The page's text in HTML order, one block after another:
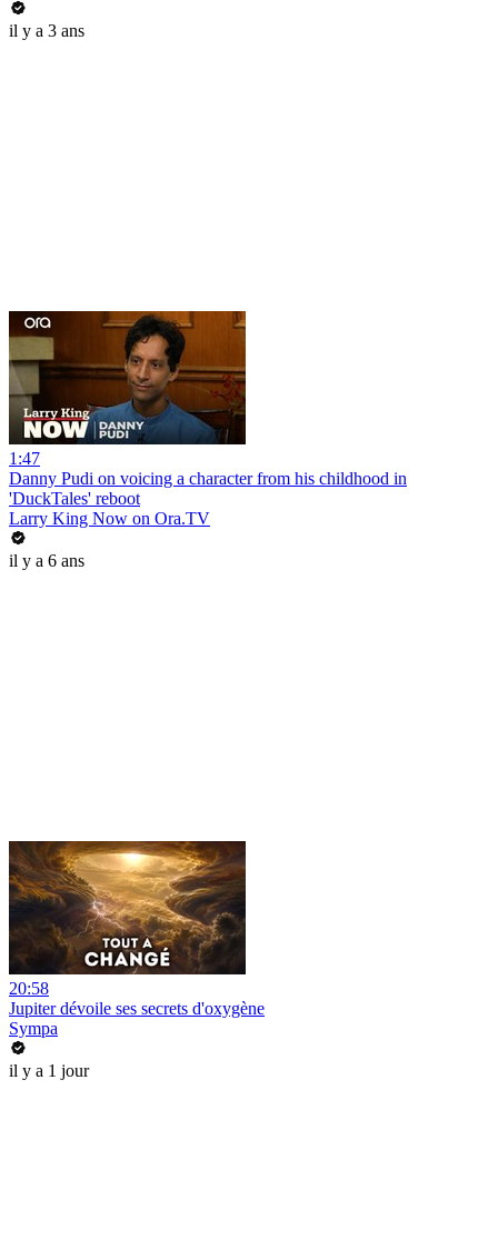
il y a 3 ans
1:47
Danny Pudi on voicing a character from his childhood in
'DuckTales' reboot
Larry King Now on Ora.TV
il y a 6 ans
20:58
Jupiter dévoile ses secrets d'oxygène
Sympa
il y a 1 jour